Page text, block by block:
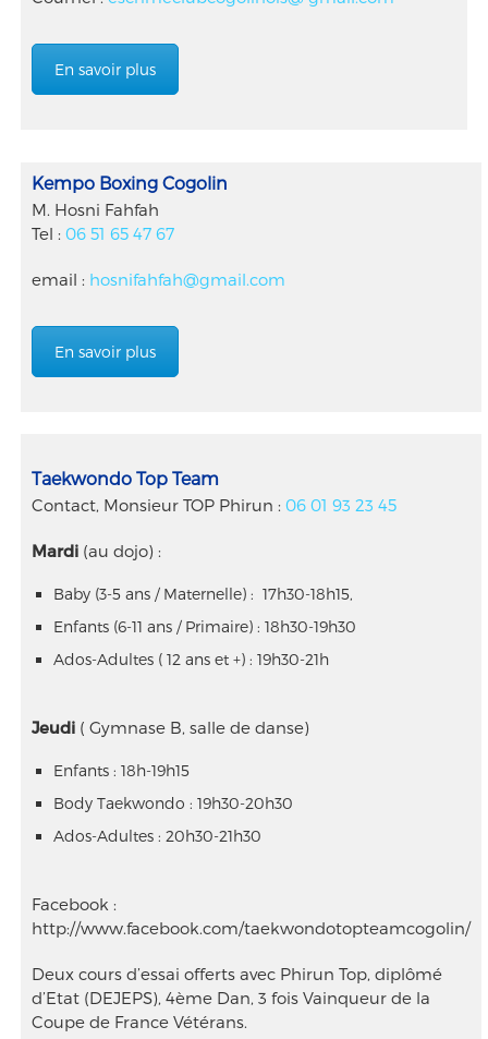
En savoir plus
Kempo Boxing Cogolin
M. Hosni Fahfah
Tel : 06 51 65 47 67
email : hosnifahfah@gmail.com
En savoir plus
Taekwondo Top Team
Contact, Monsieur TOP Phirun : 06 01 93 23 45
Mardi(au dojo) :
Baby (3-5 ans / Maternelle) : 17h30-18h15,
Enfants (6-11 ans / Primaire) : 18h30-19h30
Ados-Adultes ( 12 ans et +) : 19h30-21h
Jeudi( Gymnase B, salle de danse)
Enfants : 18h-19h15
Body Taekwondo : 19h30-20h30
Ados-Adultes : 20h30-21h30
Facebook :
http://www.facebook.com/taekwondotopteamcogolin/‌
Deux cours d’essai offerts avec Phirun Top, diplômé
d’Etat (DEJEPS), 4ème Dan, 3 fois Vainqueur de la
Coupe de France Vétérans.